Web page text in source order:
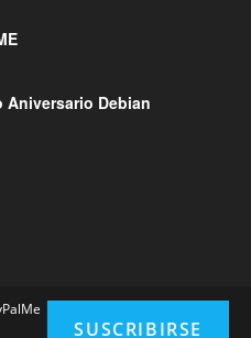
Aniversario Debian
SUSCRIBIRSE